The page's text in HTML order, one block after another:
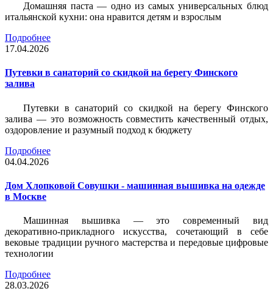
Домашняя паста — одно из самых универсальных блюд
итальянской кухни: она нравится детям и взрослым
Подробнее
17.04.2026
Путевки в санаторий со скидкой на берегу Финского
залива
Путевки в санаторий со скидкой на берегу Финского
залива — это возможность совместить качественный отдых,
оздоровление и разумный подход к бюджету
Подробнее
04.04.2026
Дом Хлопковой Совушки - машинная вышивка на одежде
в Москве
Машинная вышивка — это современный вид
декоративно-прикладного искусства, сочетающий в себе
вековые традиции ручного мастерства и передовые цифровые
технологии
Подробнее
28.03.2026